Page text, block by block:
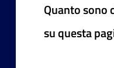
Quanto sono
su questa